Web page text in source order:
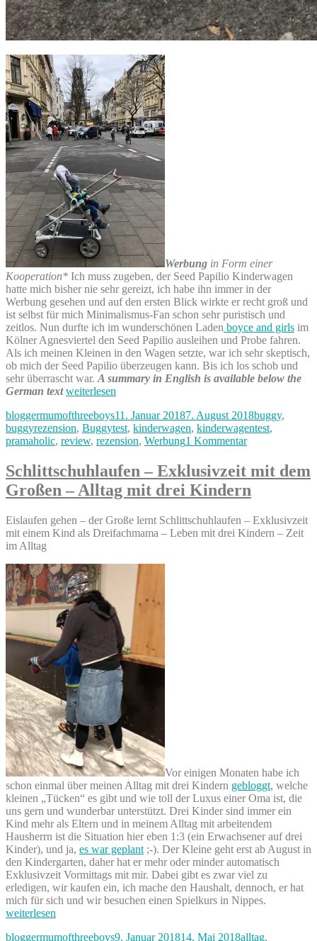
Werbung in Form einer
Kooperation* Ich muss zugeben, der Seed Papilio Kinderwagen
hatte mich bisher nie sehr gereizt, ich habe ihn immer in der
Werbung gesehen und auf den ersten Blick wirkte er recht groß und
ist selbst für mich Minimalismus-Fan schon sehr puristisch und
zeitlos. Nun durfte ich im wunderschönen Laden boyce and girls im
Kölner Agnesviertel den Seed Papilio ausleihen und Probe fahren.
Als ich meinen Kleinen in den Wagen setzte, war ich sehr skeptisch,
ob mich der Seed Papilio überzeugen kann. Bis ich los schob und
sehr überrascht war.A summary in English is available below the
German text „Der
Papilio
Test
–
weiterlesen
Autor
bloggermumofthreeboysVeröffentlicht
am
11. Januar 20187. August 2018Kategorien
buggy,
buggyrezension, Buggytest, kinderwagen, kinderwagentest,
pramaholic, review, rezension, Werbung1 Kommentarzu
Seed
Papilio
Test
Schlittschuhlaufen – Exklusivzeit mit dem
Großen – Alltag mit drei Kindern
Eislaufen gehen – der Große lernt Schlittschuhlaufen – Exklusivzeit
mit einem Kind als Dreifachmama – Leben mit drei Kindern – Zeit
im Alltag
Vor einigen Monaten habe ich
schon einmal über meinen Alltag mit drei Kindern gebloggt, welche
kleinen „Tücken“ es gibt und wie toll der Luxus einer Oma ist, die
uns gern und wunderbar unterstützt. Drei Kinder sind immer ein
Kind mehr als Eltern und in meinem Alltag mit arbeitendem
Hausherrn ist die Situation hier eben 1:3 (ein Erwachsener auf drei
Kinder), und ja, es war geplant ;-). Der Kleine geht erst ab August in
den Kindergarten, daher hat er mehr oder minder automatisch
Exklusivzeit Vormittags mit mir. Dabei gibt es zwar viel zu
erledigen, wir kaufen ein, ich mache den Haushalt, dennoch, er hat
mich für sich und wir besuchen einen Spielkurs in Nippes.
weiterlesen
Autor
bloggermumofthreeboysVeröffentlicht
9. Januar 201814. Mai 2018Kategorien
alltag,